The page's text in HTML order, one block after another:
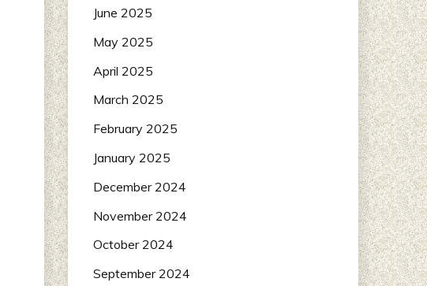
June 2025
May 2025
April 2025
March 2025
February 2025
January 2025
December 2024
November 2024
October 2024
September 2024